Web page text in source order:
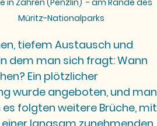
Müritz-Nationalparks
tiefem Austausch und
dem man sich fragt: Wann
Ein plötzlicher
wurde angeboten, und man
folgten weitere Brüche, mit